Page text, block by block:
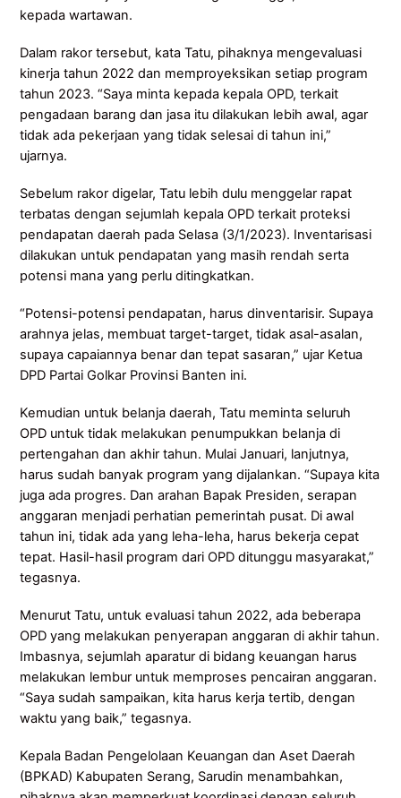
kepada wartawan.
Dalam rakor tersebut, kata Tatu, pihaknya mengevaluasi
kinerja tahun 2022 dan memproyeksikan setiap program
tahun 2023. “Saya minta kepada kepala OPD, terkait
pengadaan barang dan jasa itu dilakukan lebih awal, agar
tidak ada pekerjaan yang tidak selesai di tahun ini,”
ujarnya.
Sebelum rakor digelar, Tatu lebih dulu menggelar rapat
terbatas dengan sejumlah kepala OPD terkait proteksi
pendapatan daerah pada Selasa (3/1/2023). Inventarisasi
dilakukan untuk pendapatan yang masih rendah serta
potensi mana yang perlu ditingkatkan.
“Potensi-potensi pendapatan, harus dinventarisir. Supaya
arahnya jelas, membuat target-target, tidak asal-asalan,
supaya capaiannya benar dan tepat sasaran,” ujar Ketua
DPD Partai Golkar Provinsi Banten ini.
Kemudian untuk belanja daerah, Tatu meminta seluruh
OPD untuk tidak melakukan penumpukkan belanja di
pertengahan dan akhir tahun. Mulai Januari, lanjutnya,
harus sudah banyak program yang dijalankan. “Supaya kita
juga ada progres. Dan arahan Bapak Presiden, serapan
anggaran menjadi perhatian pemerintah pusat. Di awal
tahun ini, tidak ada yang leha-leha, harus bekerja cepat
tepat. Hasil-hasil program dari OPD ditunggu masyarakat,”
tegasnya.
Menurut Tatu, untuk evaluasi tahun 2022, ada beberapa
OPD yang melakukan penyerapan anggaran di akhir tahun.
Imbasnya, sejumlah aparatur di bidang keuangan harus
melakukan lembur untuk memproses pencairan anggaran.
“Saya sudah sampaikan, kita harus kerja tertib, dengan
waktu yang baik,” tegasnya.
Kepala Badan Pengelolaan Keuangan dan Aset Daerah
(BPKAD) Kabupaten Serang, Sarudin menambahkan,